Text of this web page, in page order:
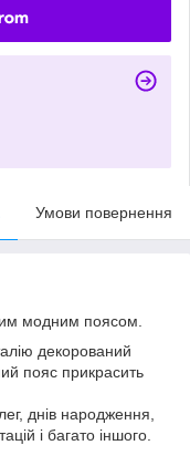
Умови повернення
модним поясом.
декорований
пояс прикрасить
днів народження,
і багато іншого.